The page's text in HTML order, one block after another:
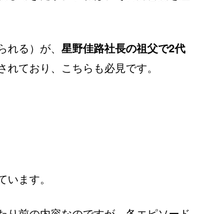
る）が、 星野佳路社長の祖父で2代
れており、こちらも必見です。
います。